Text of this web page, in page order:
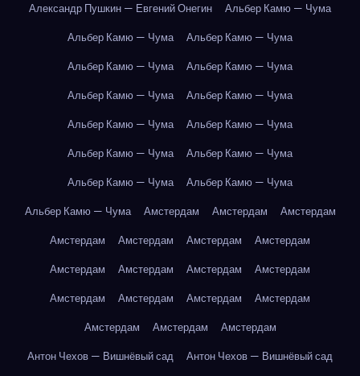
Александр Пушкин — Евгений Онегин
Альбер Камю — Чума
Альбер Камю — Чума
Альбер Камю — Чума
Альбер Камю — Чума
Альбер Камю — Чума
Альбер Камю — Чума
Альбер Камю — Чума
Альбер Камю — Чума
Альбер Камю — Чума
Альбер Камю — Чума
Альбер Камю — Чума
Альбер Камю — Чума
Альбер Камю — Чума
Альбер Камю — Чума
Амстердам Амстердам
Амстердам
Амстердам
Амстердам Амстердам
Амстердам
Амстердам
Амстердам Амстердам
Амстердам
Амстердам
Амстердам Амстердам
Амстердам
Амстердам
Амстердам
Амстердам
Антон Чехов — Вишнёвый сад
Антон Чехов — Вишнёвый сад